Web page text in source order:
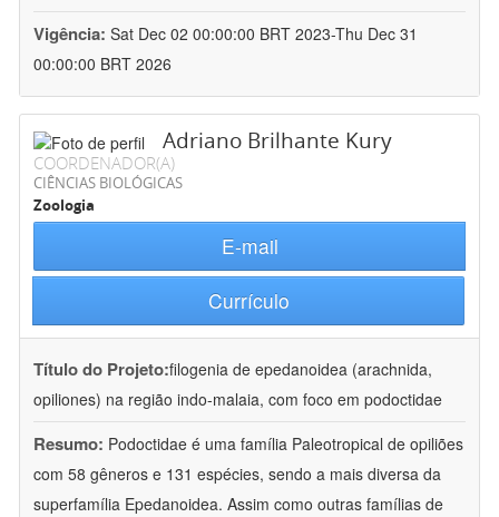
Vigência: Sat Dec 02 00:00:00 BRT 2023-Thu Dec 31
00:00:00 BRT 2026
Adriano Brilhante Kury
COORDENADOR(A)
CIÊNCIAS BIOLÓGICAS
Zoologia
E-mail
Currículo
Título do Projeto:filogenia de epedanoidea (arachnida,
opiliones) na região indo-malaia, com foco em podoctidae
Resumo: Podoctidae é uma família Paleotropical de opiliões
com 58 gêneros e 131 espécies, sendo a mais diversa da
superfamília Epedanoidea. Assim como outras famílias de